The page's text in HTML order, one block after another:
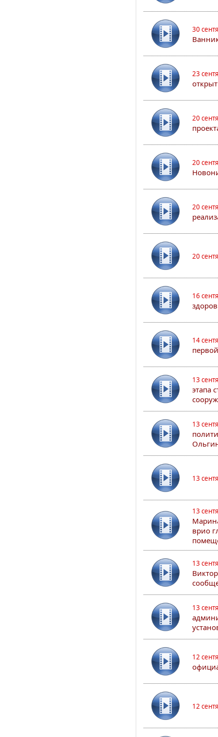
30
23
20
20
20
20
16
14
13
этапа
13
13
13
врио
13
13
12
12